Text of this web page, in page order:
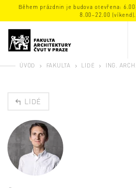
Během prázdnin je budova otevřena:
8.00–22.00 (víkend).
ÚVOD FAKULTA LIDÉ ING.
LIDÉ